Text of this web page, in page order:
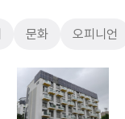
문화 오피니언